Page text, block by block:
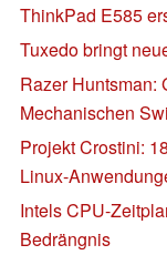
ThinkPad E585
Tuxedo bringt
Razer Huntsman:
Mechanischen
Projekt Crostini:
Linux-
Intels CPU-
Bedrängnis